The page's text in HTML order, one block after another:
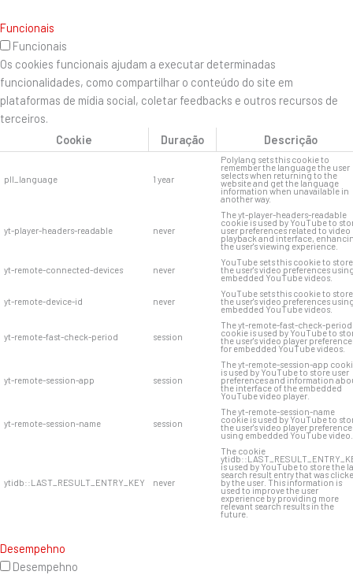
Funcionais
Funcionais
Os cookies funcionais ajudam a executar determinadas
funcionalidades, como compartilhar o conteúdo do site em
plataformas de mídia social, coletar feedbacks e outros recursos de
terceiros.
Cookie
Duração Descrição
pll_language 1 year
Polylang sets this cookie to
remember the language the user
selects when returning to the
website and get the language
information when unavailable in
another way.
yt-player-headers-readable never
The yt-player-headers-readable
cookie is used by YouTube to
user preferences related to video
playback and interface,
the user's viewing experience.
yt-remote-connected-devices never
YouTube sets this cookie to store
the user's video preferences
embedded YouTube videos.
yt-remote-device-id never
YouTube sets this cookie to store
the user's video preferences
embedded YouTube videos.
yt-remote-fast-check-period session
The yt-remote-fast-check-period
cookie is used by YouTube to
the user's video player
for embedded YouTube videos.
yt-remote-session-app session
The yt-remote-session-app
is used by YouTube to store user
preferences and information
the interface of the embedded
YouTube video player.
yt-remote-session-name session
The yt-remote-session-name
cookie is used by YouTube to
the user's video player
using embedded YouTube video.
ytidb::LAST_RESULT_ENTRY_KEY never
The cookie
is used by YouTube to store the
search result entry that was
by the user. This information is
used to improve the user
experience by providing more
relevant search results in the
future.
Desempehno
Desempehno